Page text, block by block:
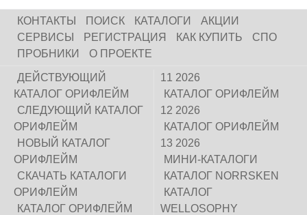
КОНТАКТЫ ПОИСК КАТАЛОГИ
АКЦИИ
СЕРВИСЫ
РЕГИСТРАЦИЯ КАК КУПИТЬ
СПО
ПРОБНИКИ
О ПРОЕКТЕ
ДЕЙСТВУЮЩИЙ
КАТАЛОГ ОРИФЛЕЙМ
СЛЕДУЮЩИЙ КАТАЛОГ
ОРИФЛЕЙМ
НОВЫЙ КАТАЛОГ
ОРИФЛЕЙМ
СКАЧАТЬ КАТАЛОГИ
ОРИФЛЕЙМ
КАТАЛОГ ОРИФЛЕЙМ
11 2026
КАТАЛОГ ОРИФЛЕЙМ
12 2026
КАТАЛОГ ОРИФЛЕЙМ
13 2026
МИНИ-КАТАЛОГИ
КАТАЛОГ NORRSKEN
КАТАЛОГ
WELLOSOPHY